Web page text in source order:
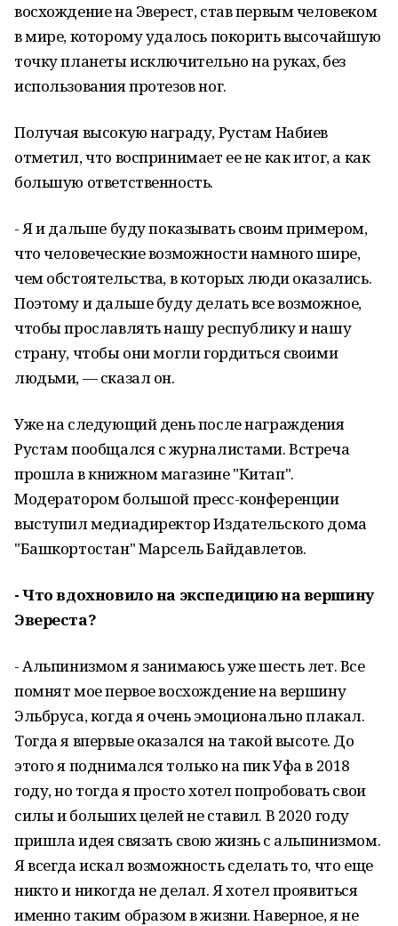
восхождение на Эверест, став первым человеком
в мире, которому удалось покорить высочайшую
точку планеты исключительно на руках, без
использования протезов ног.
Получая высокую награду, Рустам Набиев
отметил, что воспринимает ее не как итог, а как
большую ответственность.
- Я и дальше буду показывать своим примером,
что человеческие возможности намного шире,
чем обстоятельства, в которых люди оказались.
Поэтому и дальше буду делать все возможное,
чтобы прославлять нашу республику и нашу
страну, чтобы они могли гордиться своими
людьми, — сказал он.
Уже на следующий день после награждения
Рустам пообщался с журналистами. Встреча
прошла в книжном магазине "Китап".
Модератором большой пресс-конференции
выступил медиадиректор Издательского дома
"Башкортостан" Марсель Байдавлетов.
- Что вдохновило на экспедицию на вершину
Эвереста?
- Альпинизмом я занимаюсь уже шесть лет. Все
помнят мое первое восхождение на вершину
Эльбруса, когда я очень эмоционально плакал.
Тогда я впервые оказался на такой высоте. До
этого я поднимался только на пик Уфа в 2018
году, но тогда я просто хотел попробовать свои
силы и больших целей не ставил. В 2020 году
пришла идея связать свою жизнь с альпинизмом.
Я всегда искал возможность сделать то, что еще
никто и никогда не делал. Я хотел проявиться
именно таким образом в жизни. Наверное, я не